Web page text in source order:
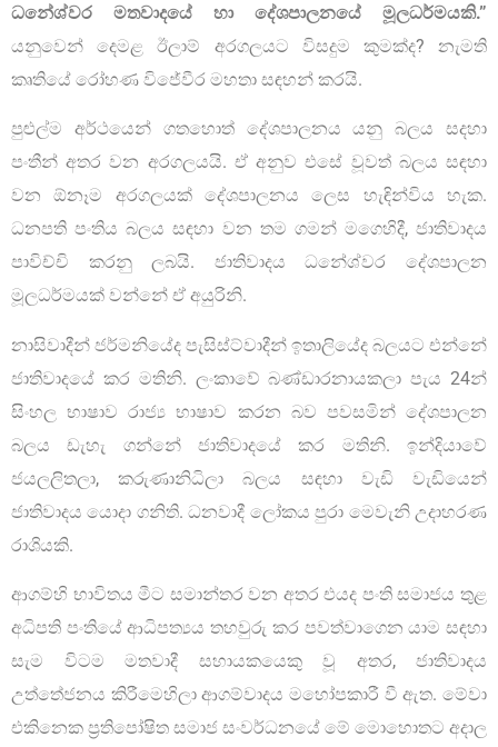
ධනේශ්වර මතවාදයේ හා දේශපාලනයේ මූලධර්මයකි.”
යනුවෙන් දෙමළ ඊලාම් අරගලයට විසදුම කුමක්ද? නැමති
කෘතියේ රෝහණ විජේවීර මහතා සඳහන් කරයි.
පුළුල්ම අර්ථයෙන් ගතහොත් දේශපාලනය යනු බලය සදහා
පංතීන් අතර වන අරගලයයි. ඒ අනුව එසේ වූවත් බලය සඳහා
වන ඕනෑම අරගලයක් දේශපාලනය ලෙස හැඳින්විය හැක.
ධනපති පංතිය බලය සඳහා වන තම ගමන් මගෙහිදී, ජාතිවාදය
පාවිච්චි කරනු ලබයි. ජාතිවාදය ධනේශ්වර දේශපාලන
මූලධර්මයක් වන්නේ ඒ අයුරිනි.
නාසිවාදීන් ජර්මනියේද පැසිස්ට්වාදීන් ඉතාලියේද බලයට එන්නේ
ජාතිවාදයේ කර මතිනි. ලංකාවේ බණ්ඩාරනායකලා පැය 24න්
සිංහල භාෂාව රාජ්‍ය භාෂාව කරන බව පවසමින් දේශපාලන
බලය ඩැහැ ගන්නේ ජාතිවාදයේ කර මතිනි. ඉන්දියාවේ
ජයලලිතලා, කරුණානිධිලා බලය සඳහා වැඩි වැඩියෙන්
ජාතිවාදය යොදා ගනිති. ධනවාදී ලෝකය පුරා මෙවැනි උදාහරණ
රාශියකි.
ආගම්හි භාවිතය මීට සමාන්තර වන අතර එයද පංති සමාජය තුළ
අධිපති පංතියේ ආධිපත්‍යය තහවුරු කර පවත්වාගෙන යාම සඳහා
සැම විටම මතවාදී සහායකයෙකු වූ අතර, ජාතිවාදය
උත්තේජනය කිරීමෙහිලා ආගම්වාදය මහෝපකාරී වී ඇත. මේවා
එකිනෙක ප්‍රතිපෝෂිත සමාජ සංවර්ධනයේ මේ මොහොතට අදාල